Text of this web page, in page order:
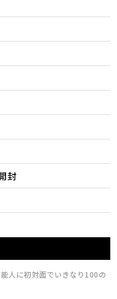
封
人に初対面でいきなり100の